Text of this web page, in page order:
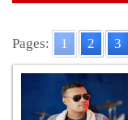
Pages: 1 2 3